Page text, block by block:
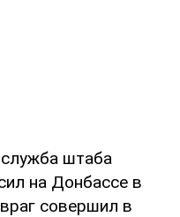
штаба
на Донбассе в
совершил в